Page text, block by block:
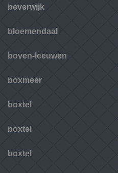
beverwijk
bloemendaal
boven-leeuwen
boxmeer
boxtel
boxtel
boxtel